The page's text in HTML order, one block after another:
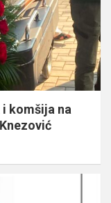
komšija na